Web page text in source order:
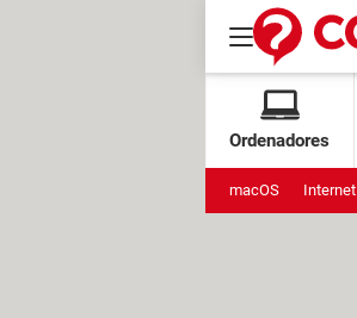
Ordenadores
macOS Internet